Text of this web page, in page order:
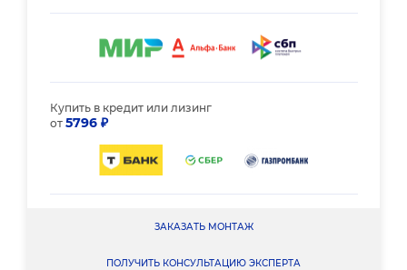
Купить в кредит или лизинг
от 5796 ₽
ЗАКАЗАТЬ МОНТАЖ
ПОЛУЧИТЬ КОНСУЛЬТАЦИЮ ЭКСПЕРТА